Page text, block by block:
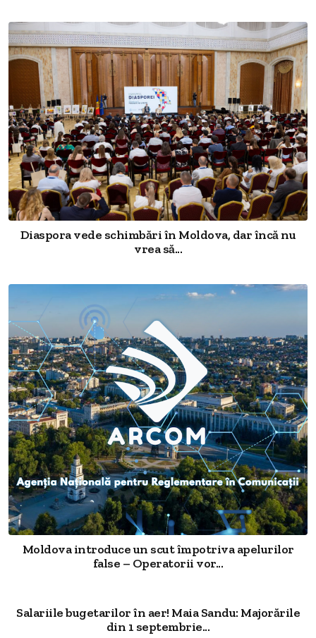
Diaspora vede schimbări în Moldova, dar încă nu
vrea să...
Moldova introduce un scut împotriva apelurilor
false – Operatorii vor...
Salariile bugetarilor în aer! Maia Sandu: Majorările
din 1 septembrie...